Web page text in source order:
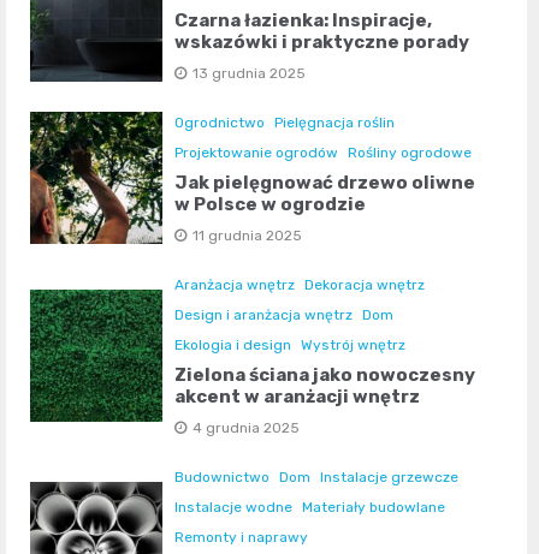
Czarna łazienka: Inspiracje,
wskazówki i praktyczne porady
13 grudnia 2025
Ogrodnictwo
Pielęgnacja roślin
Projektowanie ogrodów
Rośliny ogrodowe
Jak pielęgnować drzewo oliwne
w Polsce w ogrodzie
11 grudnia 2025
Aranżacja wnętrz Dekoracja wnętrz
Design i aranżacja wnętrz Dom
Ekologia i design
Wystrój wnętrz
Zielona ściana jako nowoczesny
akcent w aranżacji wnętrz
4 grudnia 2025
Budownictwo Dom
Instalacje grzewcze
Instalacje wodne Materiały budowlane
Remonty i naprawy